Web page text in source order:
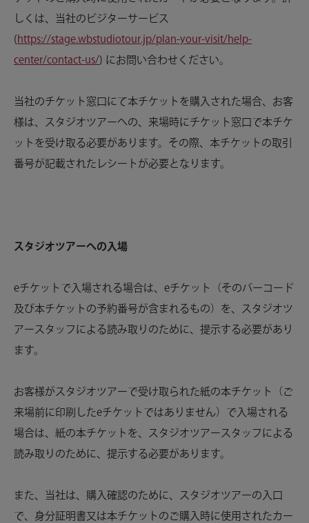
しくは、当社のビジターサービス
(https://stage.wbstudiotour.jp/plan-your-visit/help-
center/contact-us/) にお問い合わせください。
当社のチケット窓口にて本チケットを購入された場合、お客
様は、スタジオツアーへの、来場時にチケット窓口で本チケ
ットを受け取る必要があります。その際、本チケットの取引
番号が記載されたレシートが必要となります。
スタジオツアーへの入場
eチケットで入場される場合は、eチケット（そのバーコード
及び本チケットの予約番号が含まれるもの）を、スタジオツ
アースタッフによる読み取りのために、提示する必要があり
ます。
お客様がスタジオツアーで受け取られた紙の本チケット（ご
来場前に印刷したeチケットではありません）で入場される
場合は、紙の本チケットを、スタジオツアースタッフによる
読み取りのために、提示する必要があります。
また、当社は、購入確認のために、スタジオツアーの入口
で、身分証明書又は本チケットのご購入時に使用されたカー